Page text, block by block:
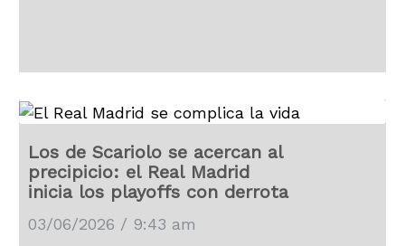
Los de Scariolo se acercan al
precipicio: el Real Madrid
inicia los playoffs con derrota
03/06/2026 / 9:43 am